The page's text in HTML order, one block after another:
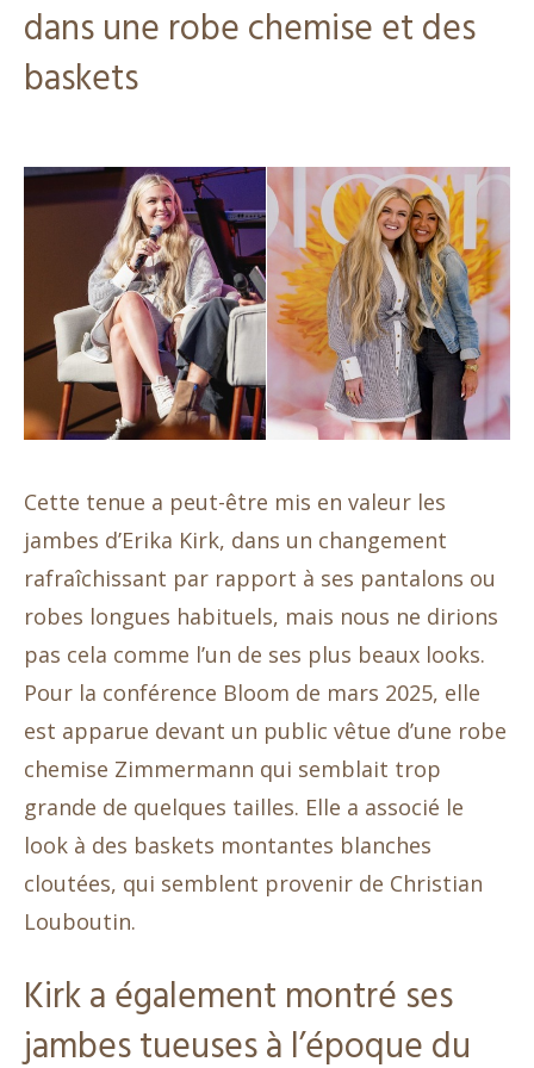
dans une robe chemise et des
baskets
Cette tenue a peut-être mis en valeur les
jambes d’Erika Kirk, dans un changement
rafraîchissant par rapport à ses pantalons ou
robes longues habituels, mais nous ne dirions
pas cela comme l’un de ses plus beaux looks.
Pour la conférence Bloom de mars 2025, elle
est apparue devant un public vêtue d’une robe
chemise Zimmermann qui semblait trop
grande de quelques tailles. Elle a associé le
look à des baskets montantes blanches
cloutées, qui semblent provenir de Christian
Louboutin.
Kirk a également montré ses
jambes tueuses à l’époque du